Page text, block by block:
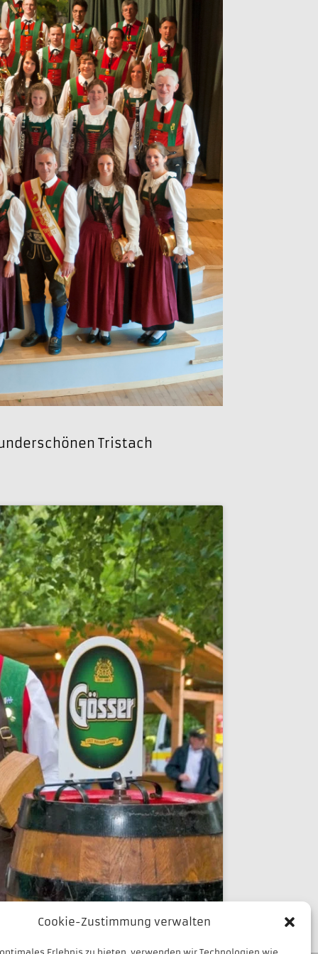
Cookie-Zustimmung verwalten
Tristach